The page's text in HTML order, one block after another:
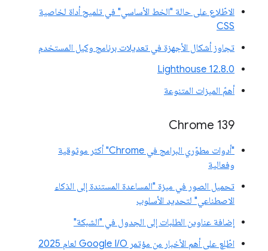
الاطّلاع على حالة "الخط الأساسي" في تلميح أداة لخاصية
CSS
تجاوز أشكال الأجهزة في تعديلات برنامج وكيل المستخدم
‫Lighthouse 12.8.0
أهمّ الميزات المتنوعة
‫Chrome 139
"أدوات مطوّري البرامج في Chrome" أكثر موثوقية
وفعالية
تحميل الصور في ميزة "المساعدة المستندة إلى الذكاء
الاصطناعي" لتحديد الأسلوب
إضافة عناوين الطلبات إلى الجدول في "الشبكة"
اطّلِع على أهم الأخبار من مؤتمر Google I/O لعام 2025